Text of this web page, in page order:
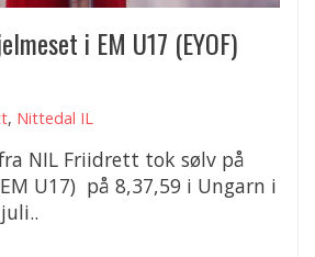
i EM U17 (EYOF)
, Nittedal IL
NIL Friidrett tok sølv på
U17) på 8,37,59 i Ungarn i